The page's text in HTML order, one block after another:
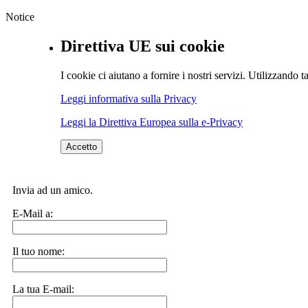
Notice
Direttiva UE sui cookie
I cookie ci aiutano a fornire i nostri servizi. Utilizzando
Leggi informativa sulla Privacy
Leggi la Direttiva Europea sulla e-Privacy
Accetto
Invia ad un amico.
E-Mail a:
Il tuo nome:
La tua E-mail: